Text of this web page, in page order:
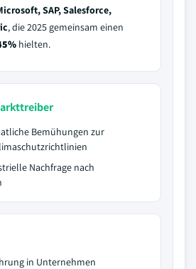
SAP, Salesforce,
, die 2025 gemeinsam einen
hielten.
Bemühungen zur
Nachfrage nach
in Unternehmen